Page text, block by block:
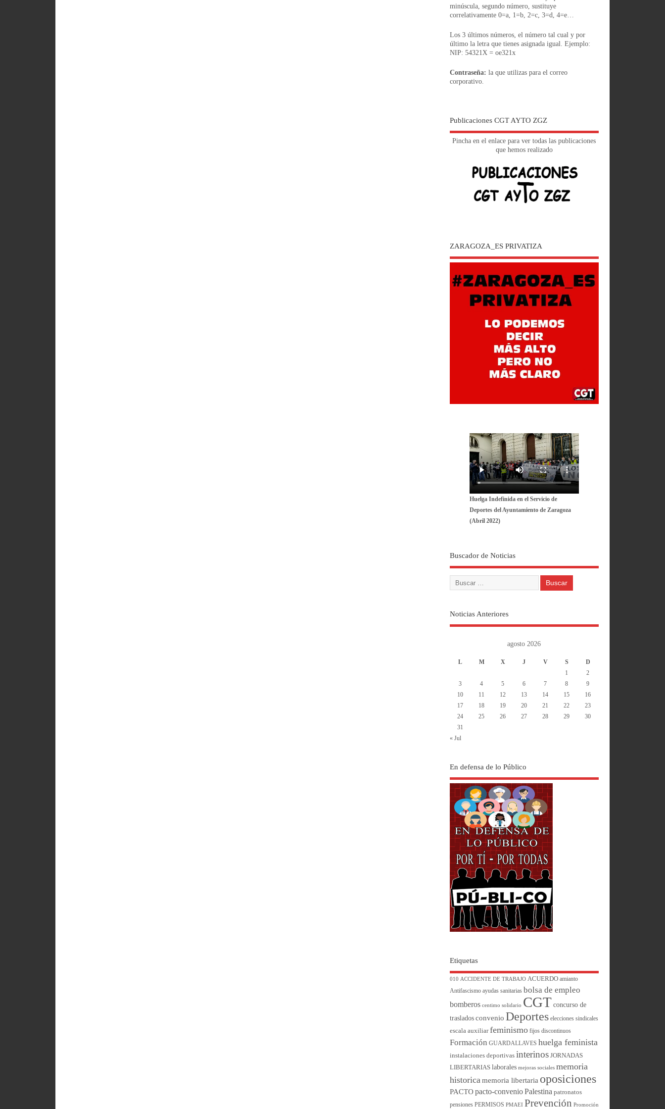
minúscula, segundo número, sustituye
correlativamente 0=a, 1=b, 2=c, 3=d, 4=e…
Los 3 últimos números, el número tal cual y por
último la letra que tienes asignada igual. Ejemplo:
NIP: 54321X = oe321x
Contraseña: la que utilizas para el correo
corporativo.
Publicaciones CGT AYTO ZGZ
Pincha en el enlace para ver todas las publicaciones
que hemos realizado
ZARAGOZA_ES PRIVATIZA
Huelga Indefinida en el Servicio de
Deportes del Ayuntamiento de Zaragoza
(Abril 2022)
Buscador de Noticias
Noticias Anteriores
agosto 2026
L M X J V S
D
1
2
3
4 5 6 7 8
9
10
11 12 13 14 15
16
17
18 19 20 21 22
23
24
25 26 27 28 29
30
31
« Jul
En defensa de lo Público
Etiquetas
010 ACCIDENTE DE TRABAJO ACUERDO amianto
Antifascismo ayudas sanitarias bolsa de empleo
bomberos centimo solidario CGT concurso de
traslados convenio Deportes elecciones sindicales
escala auxiliar feminismo fijos discontinuos
Formación GUARDALLAVES huelga feminista
instalaciones deportivas interinos JORNADAS
LIBERTARIAS laborales mejoras sociales memoria
historica memoria libertaria oposiciones
PACTO pacto-convenio Palestina patronatos
pensiones PERMISOS PMAEI Prevención Promoción